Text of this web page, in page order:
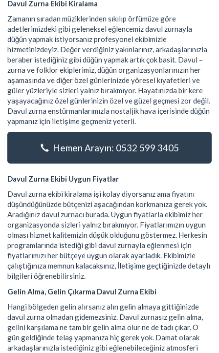
Davul Zurna Ekibi Kiralama
Zamanın sıradan müziklerinden sıkılıp örfümüze göre
adetlerimizdeki gibi geleneksel eğlencemiz davul zurnayla
düğün yapmak istiyorsanız profesyonel ekibimizle
hizmetinizdeyiz. Değer verdiğiniz yakınlarınız, arkadaşlarınızla
beraber istediğiniz gibi düğün yapmak artık çok basit. Davul –
zurna ve folklor ekiplerimiz, düğün organizasyonlarınızın her
aşamasında ve diğer özel günlerinizde yöresel kıyafetleri ve
güler yüzleriyle sizleri yalnız bırakmıyor. Hayatınızda bir kere
yaşayacağınız özel günlerinizin özel ve güzel geçmesi zor değil.
Davul zurna enstürmanlarımızla nostaljik hava içerisinde düğün
yapmanız için iletişime geçmeniz yeterli.
Hemen Arayın: 0532 599 3405
Davul Zurna Ekibi Uygun Fiyatlar
Davul zurna ekibi kiralama işi kolay diyorsanız ama fiyatını
düşündüğünüzde bütçenizi aşacağından korkmanıza gerek yok.
Aradığınız davul zurnacı burada. Uygun fiyatlarla ekibimiz her
organizasyonda sizleri yalnız bırakmıyor. Fiyatlarımızın uygun
olması hizmet kalitemizin düşük olduğunu göstermez. Herkesin
programlarında istediği gibi davul zurnayla eğlenmesi için
fiyatlarımızı her bütçeye uygun olarak ayarladık. Ekibimizle
çalıştığınıza memnun kalacaksınız, İletişime geçtiğinizde detaylı
bilgileri öğrenebilirsiniz.
Gelin Alma, Gelin Çıkarma Davul Zurna Ekibi
Hangi bölgeden gelin alırsanız alın gelin almaya gittiğinizde
davul zurna olmadan gidemezsiniz. Davul zurnasız gelin alma,
gelini karşılama ne tam bir gelin alma olur ne de tadı çıkar. O
gün geldiğinde telaş yapmanıza hiç gerek yok. Damat olarak
arkadaşlarınızla istediğiniz gibi eğlenebileceğiniz atmosferi